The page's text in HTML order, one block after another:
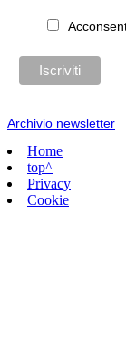
Archivio newsletter
Home
top^
Privacy
Cookie